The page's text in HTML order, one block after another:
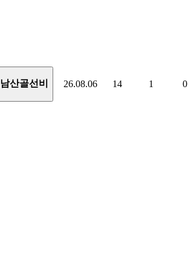
남산골선비 26.08.06 14 1 0